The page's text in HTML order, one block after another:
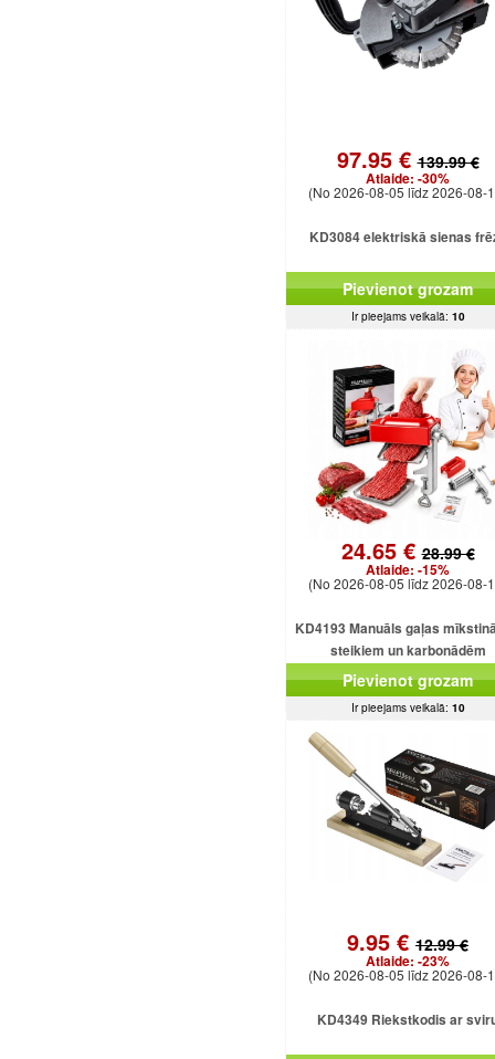
97.95 €139.99 €
Atlaide: -30%
(No 2026-08-05 līdz 2026-08-
KD3084 elektriskā sienas
Pievienot grozam
Ir pieejams veikalā: 10
24.65 €28.99 €
Atlaide: -15%
(No 2026-08-05 līdz 2026-08-
KD4193 Manuāls gaļas
steikiem un karbonādēm
Pievienot grozam
Ir pieejams veikalā: 10
9.95 € 12.99 €
Atlaide: -23%
(No 2026-08-05 līdz 2026-08-
KD4349 Riekstkodis ar